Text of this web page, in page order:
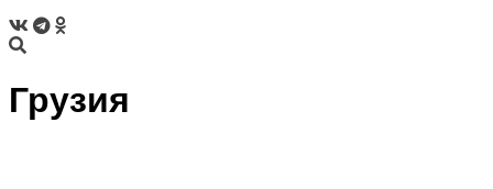
Грузия